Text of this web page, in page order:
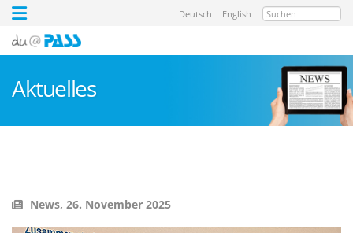
Suchen
Deutsch English
Aktuelles
News, 26. November 2025